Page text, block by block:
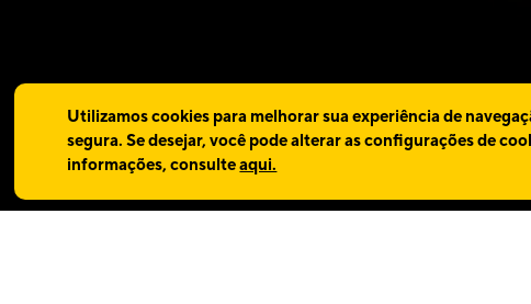
Utilizamos cookies para melhorar sua experiência de
segura. Se desejar, você pode alterar as configurações de
informações, consulteaqui.